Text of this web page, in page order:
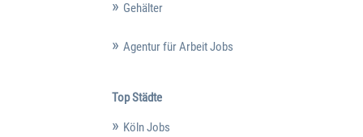
Gehälter
Agentur für Arbeit Jobs
Top Städte
Köln Jobs